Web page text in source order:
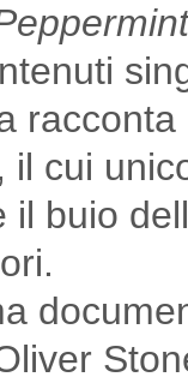
racconta
il cui
il buio